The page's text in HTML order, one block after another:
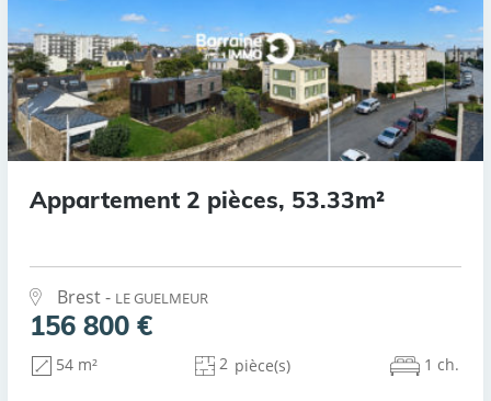
Appartement 2 pièces, 53.33m²
Brest - LE GUELMEUR
156 800 €
54 m² 2 pièce(s) 1 ch.